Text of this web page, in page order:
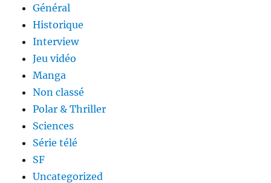
Général
Historique
Interview
Jeu vidéo
Manga
Non classé
Polar & Thriller
Sciences
Série télé
SF
Uncategorized